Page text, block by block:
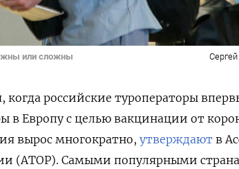
или сложны
когда российские туроператоры
в Европу с целью вакцинации от
вырос многократно, утверждают в
(АТОР). Самыми популярными